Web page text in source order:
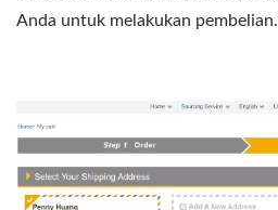
Anda untuk melakukan pembelian.